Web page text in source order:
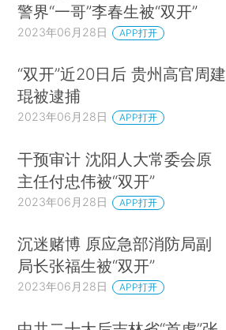
警界“一哥”李春生被“双开”
2023年06月28日 APP打开
“双开”近20日后 贵州高官周建
琨被逮捕
2023年06月28日 APP打开
干预审计 沈阳人大常委会原
主任付忠伟被“双开”
2023年06月28日 APP打开
沉迷赌博 原应急部消防局副
局长张福生被“双开”
2023年06月28日 APP打开